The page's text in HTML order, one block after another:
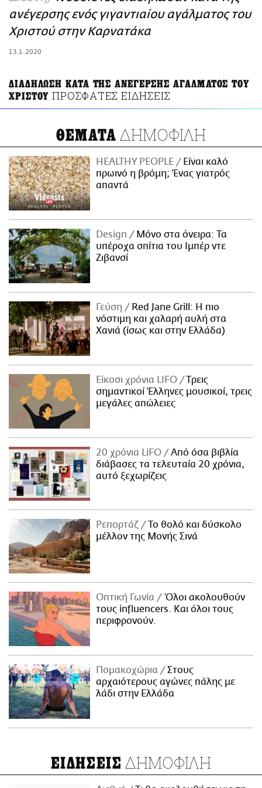
ΑΜΠΑ
PRINT
ανέγερσης ενός γιγαντιαίου αγάλματος του
Χριστού στην Καρνατάκα
13.1.2020
ΔΙΑΔΗΛΩΣΗ ΚΑΤΑ ΤΗΣ ΑΝΕΓΕΡΣΗΣ ΑΓΑΛΜΑΤΟΣ ΤΟΥ
ΧΡΙΣΤΟΥ ΠΡΟΣΦΑΤΕΣ ΕΙΔΗΣΕΙΣ
ΘΕΜΑΤΑ ΔΗΜΟΦΙΛΗ
HEALTHY PEOPLE
Είναι καλό
πρωινό η βρόμη; Ένας γιατρός
απαντά
Design
Μόνο στα όνειρα: Τα
υπέροχα σπίτια του Ιμπέρ ντε
Ζιβανσί
Γεύση
Red Jane Grill: Η πιο
νόστιμη και χαλαρή αυλή στα
Χανιά (ίσως και στην Ελλάδα)
Είκοσι χρόνια LIFO
Tρεις
σημαντικοί Έλληνες μουσικοί, τρεις
μεγάλες απώλειες
20 χρόνια LiFO
Από όσα βιβλία
διάβασες τα τελευταία 20 χρόνια,
αυτό ξεχωρίζεις
Ρεπορτάζ
Το θολό και δύσκολο
μέλλον της Μονής Σινά
Οπτική Γωνία
Όλοι ακολουθούν
τους influencers. Και όλοι τους
περιφρονούν.
Πομακοχώρια
Στους
αρχαιότερους αγώνες πάλης με
λάδι στην Ελλάδα
ΕΙΔΗΣΕΙΣ ΔΗΜΟΦΙΛΗ